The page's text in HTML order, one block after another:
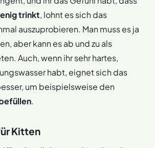
trinkt, lohnt es sich das
auszuprobieren. Man muss es ja
aber kann es ab und zu als
Auch, wenn ihr sehr hartes,
habt, eignet sich das
um beispielsweise den
.
Kitten